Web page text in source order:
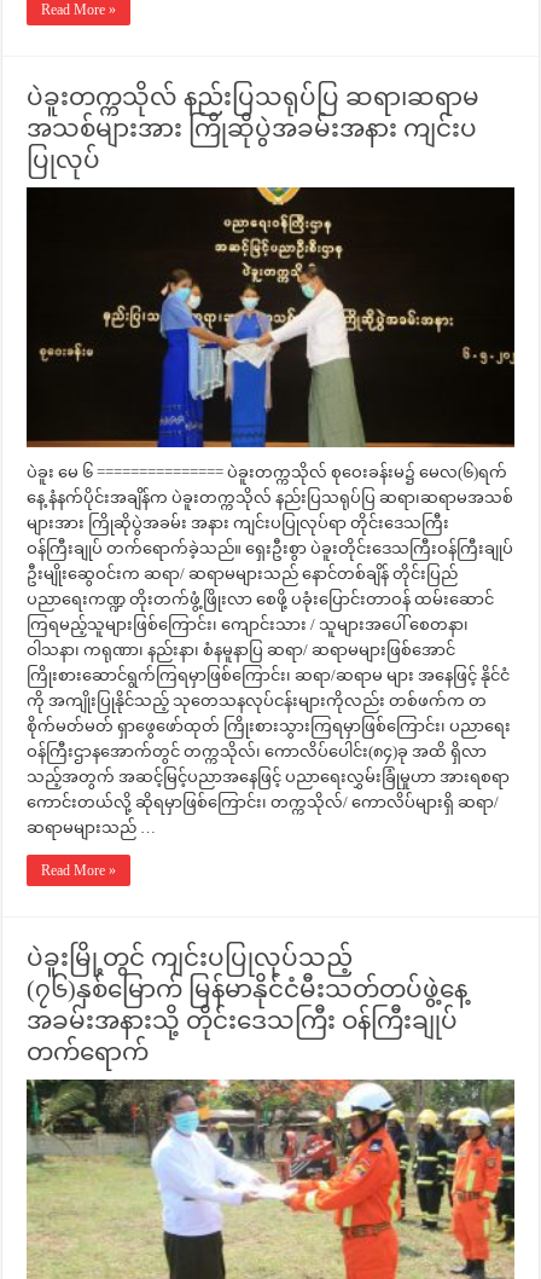
Read More »
ပဲခူးတက္ကသိုလ် နည်းပြသရုပ်ပြ ဆရာ၊ဆရာမ
အသစ်များအား ကြိုဆိုပွဲအခမ်းအနား ကျင်းပ
ပြုလုပ်
ပဲခူး မေ ၆ =============== ပဲခူးတက္ကသိုလ် စုဝေးခန်းမ၌ မေလ(၆)ရက်
နေ့ နံနက်ပိုင်းအချိန်က ပဲခူးတက္ကသိုလ် နည်းပြသရုပ်ပြ ဆရာ၊ဆရာမအသစ်
များအား ကြိုဆိုပွဲအခမ်း အနား ကျင်းပပြုလုပ်ရာ တိုင်းဒေသကြီး
ဝန်ကြီးချုပ် တက်ရောက်ခဲ့သည်။ ရှေးဦးစွာ ပဲခူးတိုင်းဒေသကြီးဝန်ကြီးချုပ်
ဦးမျိုးဆွေဝင်းက ဆရာ/ ဆရာမများသည် နောင်တစ်ချိန် တိုင်းပြည်
ပညာရေးကဏ္ဍ တိုးတက်ဖွံ့ဖြိုးလာ စေဖို့ ပခုံးပြောင်းတာဝန် ထမ်းဆောင်
ကြရမည့်သူများဖြစ်ကြောင်း၊ ကျောင်းသား / သူများအပေါ် စေတနာ၊
ဝါသနာ၊ ကရုဏာ၊ နည်းနာ၊ စံနမူနာပြ ဆရာ/ ဆရာမများဖြစ်အောင်
ကြိုးစားဆောင်ရွက်ကြရမှာဖြစ်ကြောင်း၊ ဆရာ/ဆရာမ များ အနေဖြင့် နိုင်ငံ
ကို အကျိုးပြုနိုင်သည့် သုတေသနလုပ်ငန်းများကိုလည်း တစ်ဖက်က တ
စိုက်မတ်မတ် ရှာဖွေဖော်ထုတ် ကြိုးစားသွားကြရမှာဖြစ်ကြောင်း၊ ပညာရေး
ဝန်ကြီးဌာနအောက်တွင် တက္ကသိုလ်၊ ကောလိပ်ပေါင်း(၈၄)ခု အထိ ရှိလာ
သည့်အတွက် အဆင့်မြင့်ပညာအနေဖြင့် ပညာရေးလွှမ်းခြုံမှုဟာ အားရစရာ
ကောင်းတယ်လို့ ဆိုရမှာဖြစ်ကြောင်း၊ တက္ကသိုလ်/ ကောလိပ်များရှိ ဆရာ/
ဆရာမများသည် …
Read More »
ပဲခူးမြို့တွင် ကျင်းပပြုလုပ်သည့်
(၇၆)နှစ်မြောက် မြန်မာနိုင်ငံမီးသတ်တပ်ဖွဲ့နေ့
အခမ်းအနားသို့ တိုင်းဒေသကြီး ဝန်ကြီးချုပ်
တက်ရောက်